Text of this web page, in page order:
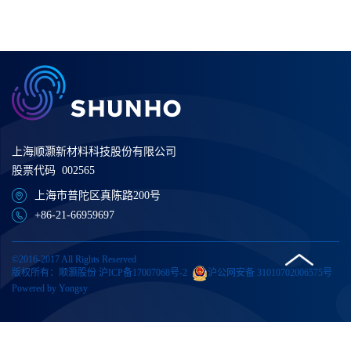
上海顺灏新材料科技股份有限公司
股票代码 002565
上海市普陀区真陈路200号
+86-21-66959697
©2016-2017 All Rights Reserved
版权所有：顺灏股份 沪ICP备17007068号-2
沪公网安备 31010702006575号
Powered by Yongsy